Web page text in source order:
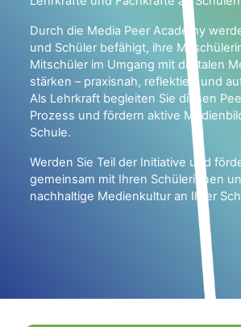
Durch die Media Peer Academy
und Schüler befähigt, ihre
Mitschüler im Umgang mit digitalen
stärken – praxisnah, reflektiert und
Als Lehrkraft begleiten Sie diesen
Prozess und fördern aktive
Schule.
Werden Sie Teil der Initiative und
gemeinsam mit Ihren Schülerinnen
nachhaltige Medienkultur an Ihrer